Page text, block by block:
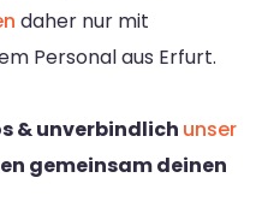
daher nur mit
Personal aus Erfurt.
& unverbindlich unser
gemeinsam deinen